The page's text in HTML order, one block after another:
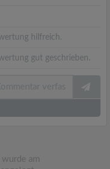
hilfreich.
gut geschrieben.
am